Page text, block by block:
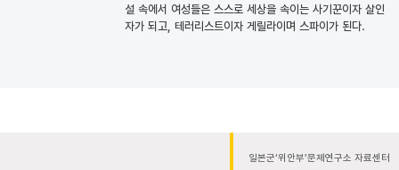
설 속에서 여성들은 스스로 세상을 속이는 사기꾼이자 살인
자가 되고, 테러리스트이자 게릴라이며 스파이가 된다.
일본군‘위안부’문제연구소 자료센터